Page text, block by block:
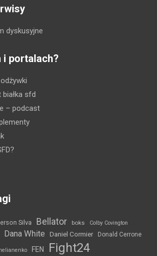
dyskusyjne
i portalach?
sfd
– podcast
Silva Bellator boks Colby Covington
Dana White Daniel Cormier Donald Cerrone
FEN Fight24